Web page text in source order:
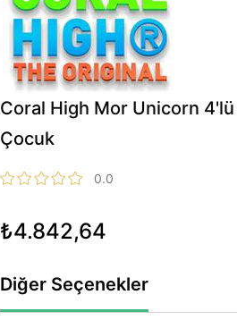
Coral High Mor Unicorn
Çocuk
0.0
₺4.842,64
Diğer Seçenekler